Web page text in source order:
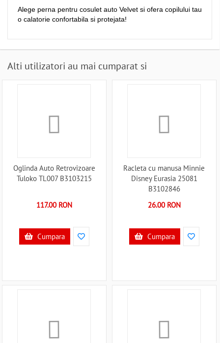
Alege perna pentru cosulet auto Velvet si ofera copilului tau
o calatorie confortabila si protejata!
Alti utilizatori au mai cumparat si
Oglinda Auto Retrovizoare
Tuloko TL007 B3103215
117.00 RON
Cumpara
Racleta cu manusa Minnie
Disney Eurasia 25081
B3102846
26.00 RON
Cumpara